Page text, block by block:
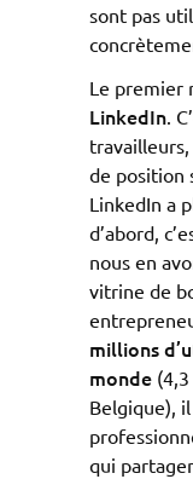
sont pas
Le premier
LinkedIn .
de position
LinkedIn a
d’abord,
nous en
vitrine de
millions
monde
Belgique),
qui